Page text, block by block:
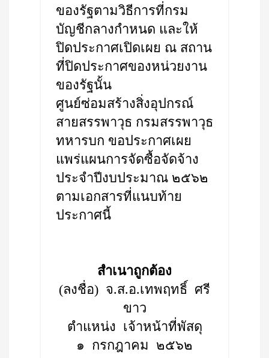
ของรัฐตามวิธีการที่กรม
บัญชีกลางกำหนด และให้
ปิดประกาศเปิดเผย ณ สถาน
ที่ปิดประกาศของหน่วยงาน
ของรัฐนั้น
ศูนย์ซ่อมสร้างสิ่งอุปกรณ์
สายสรรพาวุธ กรมสรรพาวุธ
ทหารบก ขอประกาศเผย
แพร่แผนการจัดซื้อจัดจ้าง
ประจำปีงบประมาณ ๒๕๖๒
ตามเอกสารที่แนบท้าย
ประกาศนี้
สำเนาถูกต้อง
(ลงชื่อ) จ.ส.อ.เทพฤทธิ์ ศรี
ขาว
ตำแหน่ง เจ้าหน้าที่พัสดุ
๑ กรกฎาคม ๒๕๖๒